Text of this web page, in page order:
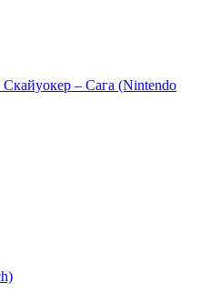
– Сага (Nintendo